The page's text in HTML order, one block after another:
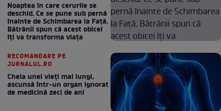
Noaptea în care cerurile se
deschid. Ce se pune sub pernă
înainte de Schimbarea la Față.
Bătrânii spun că acest obicei
îți va transforma viața
RECOMANDARE PE
JURNALUL.RO
Cheia unei vieți mai lungi,
ascunsă într-un organ ignorat
de medicină zeci de ani